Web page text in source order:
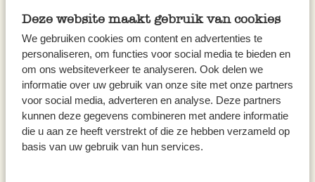
Deze website maakt gebruik van cookies
We gebruiken cookies om content en advertenties te
personaliseren, om functies voor social media te bieden en
om ons websiteverkeer te analyseren. Ook delen we
informatie over uw gebruik van onze site met onze partners
voor social media, adverteren en analyse. Deze partners
kunnen deze gegevens combineren met andere informatie
die u aan ze heeft verstrekt of die ze hebben verzameld op
basis van uw gebruik van hun services.